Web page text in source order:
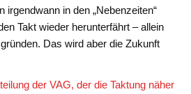
irgendwann in den „Nebenzeiten“
Takt wieder herunterfährt – allein
Das wird aber die Zukunft
der VAG, der die Taktung näher